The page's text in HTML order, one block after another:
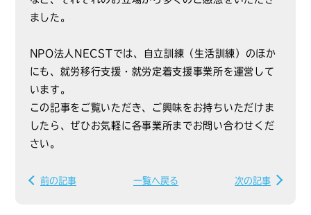
ました。
NPO法人NECSTでは、自立訓練（生活訓練）のほか
にも、就労移行支援・就労定着支援事業所を運営して
います。
この記事をご覧いただき、ご興味をお持ちいただけま
したら、ぜひお気軽に各事業所までお問い合わせくだ
さい。
前の記事 一覧へ戻る 次の記事